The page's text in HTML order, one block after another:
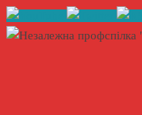
Skip
to